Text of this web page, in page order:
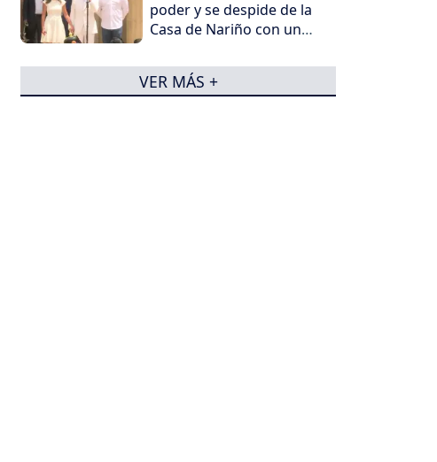
poder y se despide de la
Casa de Nariño con un
VER MÁS +